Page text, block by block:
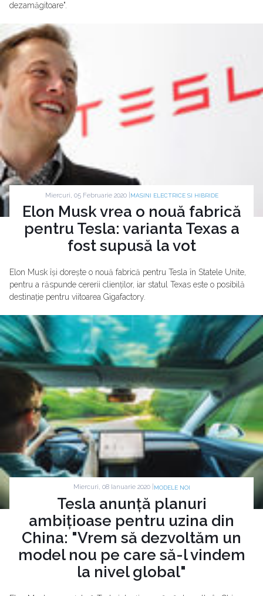
dezamăgitoare".
Miercuri, 05 Februarie 2020 | MASINI ELECTRICE SI HIBRIDE
Elon Musk vrea o nouă fabrică
pentru Tesla: varianta Texas a
fost supusă la vot
Elon Musk își dorește o nouă fabrică pentru Tesla în Statele Unite,
pentru a răspunde cererii clienților, iar statul Texas este o posibilă
destinație pentru viitoarea Gigafactory.
Miercuri, 08 Ianuarie 2020 | MODELE NOI
Tesla anunță planuri
ambițioase pentru uzina din
China: "Vrem să dezvoltăm un
model nou pe care să-l vindem
la nivel global"